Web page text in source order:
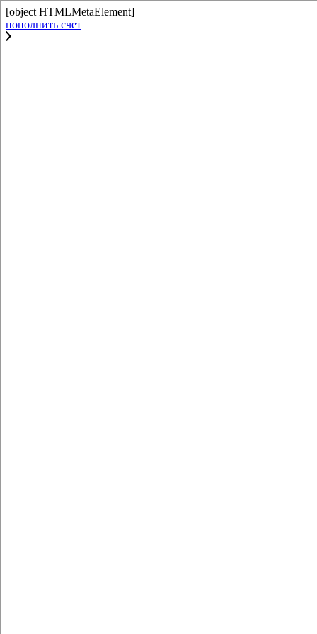
[object HTMLMetaElement]
пополнить счет